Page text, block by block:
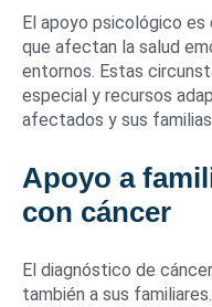
El apoyo psicológico
que afectan la salud
entornos. Estas
especial y recursos
afectados y sus
Apoyo a
con cáncer
El diagnóstico de
también a sus